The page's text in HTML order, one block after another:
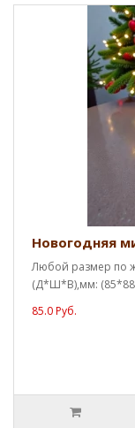
Новогодняя
Любой размер по
(Д*Ш*В),мм:
85.0 Руб.